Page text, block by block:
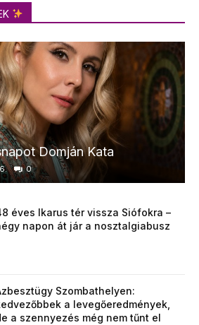
Domján Kata
0
éves Ikarus tér vissza Siófokra –
napon át jár a nosztalgiabusz
Szombathelyen:
a levegőeredmények,
a szennyezés még nem tűnt el